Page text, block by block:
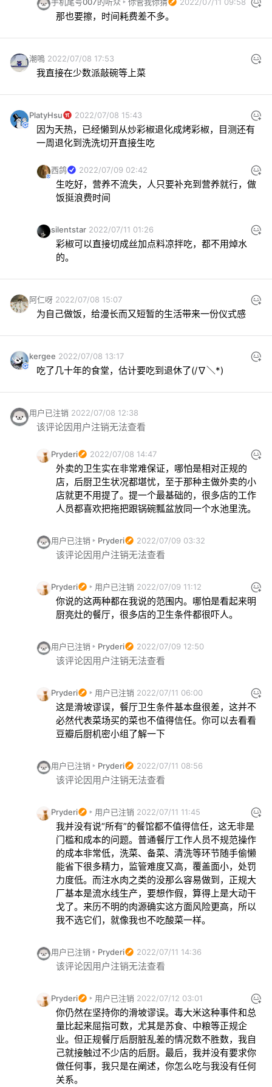
那也要擦，时间耗费差不多。
潮鳴 2022/07/08 17:53
我直接在少数派敲碗等上菜
PlatyHsu 2022/07/08 15:43
因为天热，已经懒到从炒彩椒退化成烤彩椒，目测还有
一周退化到洗洗切开直接生吃
西鸽 2022/07/09 02:42
生吃好，营养不流失，人只要补充到营养就行，做
饭挺浪费时间
silentstar 2022/07/11 01:26
彩椒可以直接切成丝加点料凉拌吃，都不用焯水
的。
阿仁呀 2022/07/08 15:07
为自己做饭，给漫长而又短暂的生活带来一份仪式感
kergee 2022/07/08 13:17
吃了几十年的食堂，估计要吃到退休了(/∇＼*)
用户已注销 2022/07/08 12:38
该评论因用户注销无法查看
Pryderi 2022/07/08 14:47
外卖的卫生实在非常难保证，哪怕是相对正规的
店，后厨卫生状况都堪忧，至于那种主做外卖的小
店就更不用提了。提一个最基础的，很多店的工作
人员都喜欢把拖把跟锅碗瓢盆放同一个水池里洗。
用户已注销 Pryderi 2022/07/09 03:32
该评论因用户注销无法查看
Pryderi 用户已注销 2022/07/09 11:12
你说的这两种都在我说的范围内。哪怕是看起来明
厨亮灶的餐厅，很多店的卫生条件都很吓人。
用户已注销 Pryderi 2022/07/09 12:50
该评论因用户注销无法查看
Pryderi 用户已注销 2022/07/11 06:00
这是滑坡谬误，餐厅卫生条件基本盘很差，这并不
必然代表菜场买的菜也不值得信任。你可以去看看
豆瓣后厨机密小组了解一下
用户已注销 Pryderi 2022/07/11 08:56
该评论因用户注销无法查看
Pryderi 用户已注销 2022/07/11 11:45
我并没有说“所有”的餐馆都不值得信任，这无非是
门槛和成本的问题。普通餐厅工作人员不规范操作
的成本非常低，洗菜、备菜、清洗等环节随手偷懒
能省下很多精力，监管难度又高，覆盖面小，处罚
力度低。而注水肉之类的没那么容易做到，正规大
厂基本是流水线生产，要想作假，算得上是大动干
戈了。来历不明的肉源确实这方面风险更高，所以
我不选它们，就像我也不吃酸菜一样。
用户已注销 Pryderi 2022/07/11 14:36
该评论因用户注销无法查看
Pryderi 用户已注销 2022/07/12 03:01
你仍然在坚持你的滑坡谬误。毒大米这种事件和总
量比起来屈指可数，尤其是苏食、中粮等正规企
业。但正规餐厅后厨脏乱差的情况数不胜数，我自
己就接触过不少店的后厨。最后，我并没有要求你
做任何事，我只是在阐述，你怎么吃与我没有任何
关系。